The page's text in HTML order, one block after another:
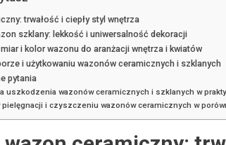
trwałość i ciepły styl wnętrza
szklany: lekkość i uniwersalność dekoracji
i kolor wazonu do aranżacji wnętrza i kwiatów
i użytkowaniu wazonów ceramicznych i szklanych
pytania
uszkodzenia wazonów ceramicznych i szklanych w
pielęgnacji i czyszczeniu wazonów ceramicznych w